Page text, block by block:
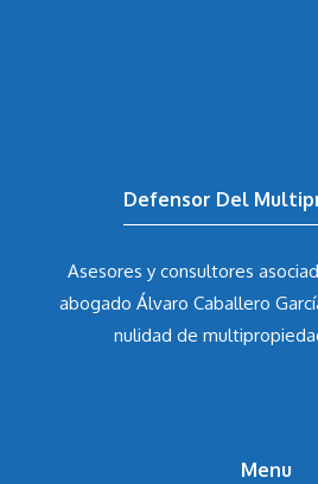
Defensor Del
Asesores y consultores
abogado Álvaro Caballero
nulidad de
Menu